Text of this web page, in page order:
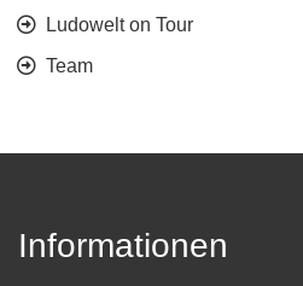
Ludowelt on Tour
Team
Informationen